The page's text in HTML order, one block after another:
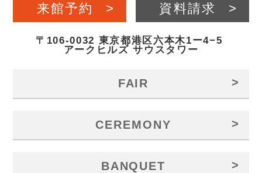
来館予約 > 資料請求 >
〒106-0032 東京都港区六本木1ー4−5
アークヒルズ サウスタワー
FAIR >
CEREMONY >
BANQUET >